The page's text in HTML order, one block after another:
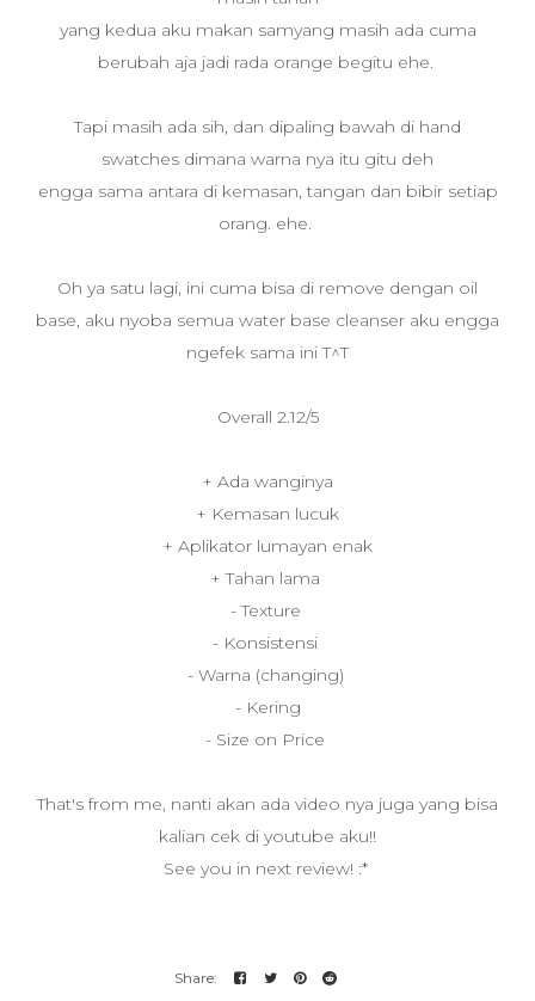
yang kedua aku makan samyang masih ada cuma
berubah aja jadi rada orange begitu ehe.
Tapi masih ada sih, dan dipaling bawah di hand
swatches dimana warna nya itu gitu deh
engga sama antara di kemasan, tangan dan bibir setiap
orang. ehe.
Oh ya satu lagi, ini cuma bisa di remove dengan oil
base, aku nyoba semua water base cleanser aku engga
ngefek sama ini T^T
Overall 2.12/5
+ Ada wanginya
+ Kemasan lucuk
+ Aplikator lumayan enak
+ Tahan lama
- Texture
- Konsistensi
- Warna (changing)
- Kering
- Size on Price
That's from me, nanti akan ada video nya juga yang bisa
kalian cek di youtube aku!!
See you in next review! :*